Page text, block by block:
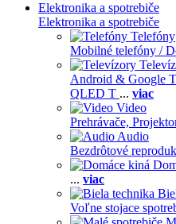
Elektronika a spotrebiče
Elektronika a spotrebiče
Telefóny
Mobilné telefóny /
Android & Google
QLED T ... viac
Video
Prehrávače,
Audio
Bezdrôtové
... viac
Voľne stojace